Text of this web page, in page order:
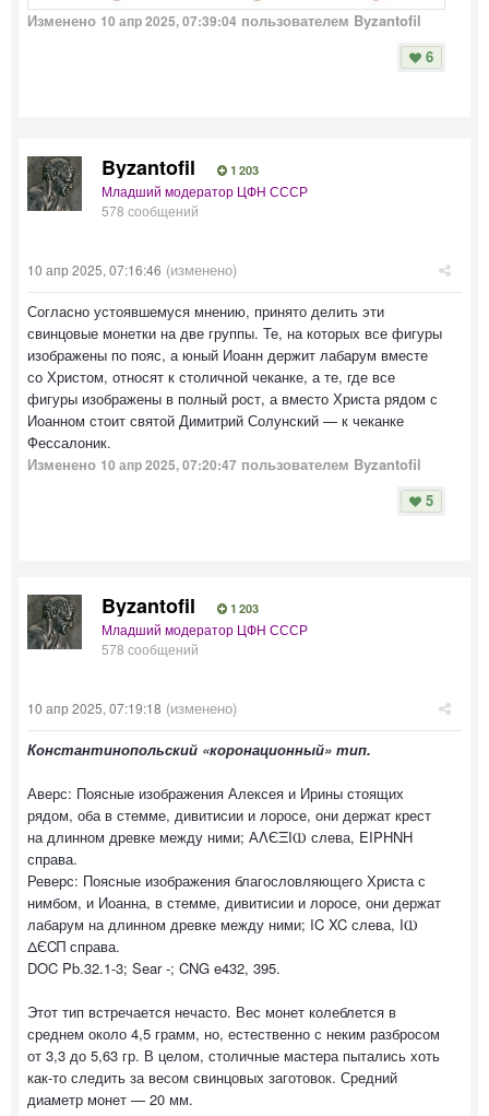
Изменено 10 апр 2025, 07:39:04 пользователем Byzantofil
6
Byzantofil 1 203
Младший модератор ЦФН СССР
578 сообщений
10 апр 2025, 07:16:46 (изменено)
Согласно устоявшемуся мнению, принято делить эти
свинцовые монетки на две группы. Те, на которых все фигуры
изображены по пояс, а юный Иоанн держит лабарум вместе
со Христом, относят к столичной чеканке, а те, где все
фигуры изображены в полный рост, а вместо Христа рядом с
Иоанном стоит святой Димитрий Солунский — к чеканке
Фессалоник.
Изменено 10 апр 2025, 07:20:47 пользователем Byzantofil
5
Byzantofil 1 203
Младший модератор ЦФН СССР
578 сообщений
10 апр 2025, 07:19:18 (изменено)
Константинопольский «коронационный» тип.
Аверс: Поясные изображения Алексея и Ирины стоящих
рядом, оба в стемме, дивитисии и лоросе, они держат крест
на длинном древке между ними; АΛЄΞIⲰ слева, EIPHNH
справа.
Реверс: Поясные изображения благословляющего Христа с
нимбом, и Иоанна, в стемме, дивитисии и лоросе, они держат
лабарум на длинном древке между ними; IC XC слева, IⲰ
ΔЄCΠ справа.
DOC Pb.32.1-3; Sear -; CNG e432, 395.
Этот тип встречается нечасто. Вес монет колеблется в
среднем около 4,5 грамм, но, естественно с неким разбросом
от 3,3 до 5,63 гр. В целом, столичные мастера пытались хоть
как-то следить за весом свинцовых заготовок. Средний
диаметр монет — 20 мм.